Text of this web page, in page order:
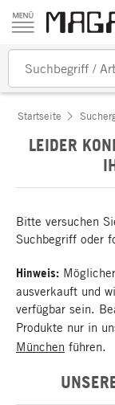
Zum Inhalt springen
Startseite
LEIDER
Bitte versuchen
Suchbegriff oder
Hinweis:
ausverkauft und
verfügbar sein.
Produkte nur in
München führen.